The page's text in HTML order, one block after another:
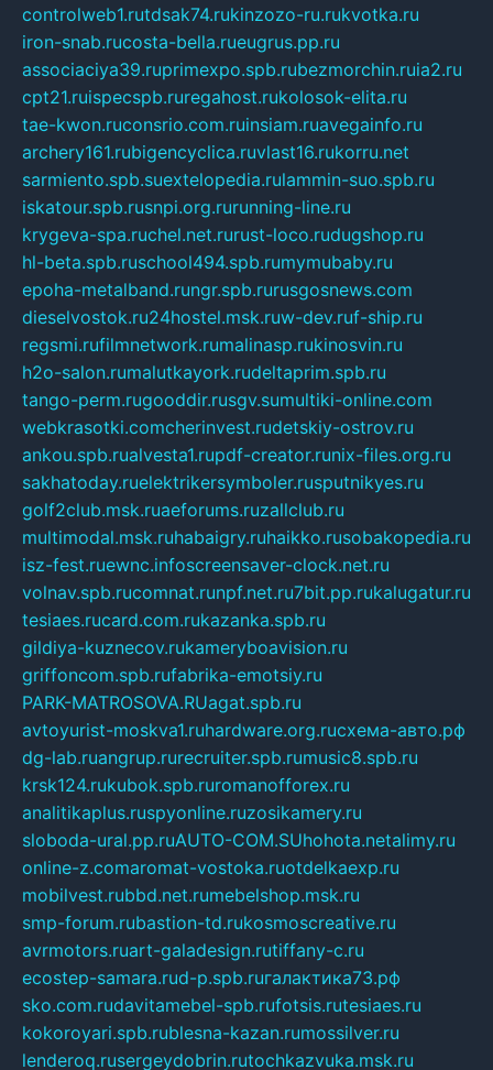
controlweb1.rutdsak74.rukinzozo-ru.rukvotka.ru
iron-snab.rucosta-bella.rueugrus.pp.ru
associaciya39.ruprimexpo.spb.rubezmorchin.ruia2.ru
cpt21.ruispecspb.ruregahost.rukolosok-elita.ru
tae-kwon.ruconsrio.com.ruinsiam.ruavegainfo.ru
archery161.rubigencyclica.ruvlast16.rukorru.net
sarmiento.spb.suextelopedia.rulammin-suo.spb.ru
iskatour.spb.rusnpi.org.rurunning-line.ru
krygeva-spa.ruchel.net.rurust-loco.rudugshop.ru
hl-beta.spb.ruschool494.spb.rumymubaby.ru
epoha-metalband.rungr.spb.rurusgosnews.com
dieselvostok.ru24hostel.msk.ruw-dev.ruf-ship.ru
regsmi.rufilmnetwork.rumalinasp.rukinosvin.ru
h2o-salon.rumalutkayork.rudeltaprim.spb.ru
tango-perm.rugooddir.rusgv.sumultiki-online.com
webkrasotki.comcherinvest.rudetskiy-ostrov.ru
ankou.spb.rualvesta1.rupdf-creator.runix-files.org.ru
sakhatoday.ruelektrikersymboler.rusputnikyes.ru
golf2club.msk.ruaeforums.ruzallclub.ru
multimodal.msk.ruhabaigry.ruhaikko.rusobakopedia.ru
isz-fest.ruewnc.infoscreensaver-clock.net.ru
volnav.spb.rucomnat.runpf.net.ru7bit.pp.rukalugatur.ru
tesiaes.rucard.com.rukazanka.spb.ru
gildiya-kuznecov.rukameryboavision.ru
griffoncom.spb.rufabrika-emotsiy.ru
PARK-MATROSOVA.RUagat.spb.ru
avtoyurist-moskva1.ruhardware.org.ruсхема-авто.рф
dg-lab.ruangrup.rurecruiter.spb.rumusic8.spb.ru
krsk124.rukubok.spb.ruromanofforex.ru
analitikaplus.ruspyonline.ruzosikamery.ru
sloboda-ural.pp.ruAUTO-COM.SUhohota.netalimy.ru
online-z.comaromat-vostoka.ruotdelkaexp.ru
mobilvest.rubbd.net.rumebelshop.msk.ru
smp-forum.rubastion-td.rukosmoscreative.ru
avrmotors.ruart-galadesign.rutiffany-c.ru
ecostep-samara.rud-p.spb.ruгалактика73.рф
sko.com.rudavitamebel-spb.rufotsis.rutesiaes.ru
kokoroyari.spb.rublesna-kazan.rumossilver.ru
lenderoq.rusergeydobrin.rutochkazvuka.msk.ru